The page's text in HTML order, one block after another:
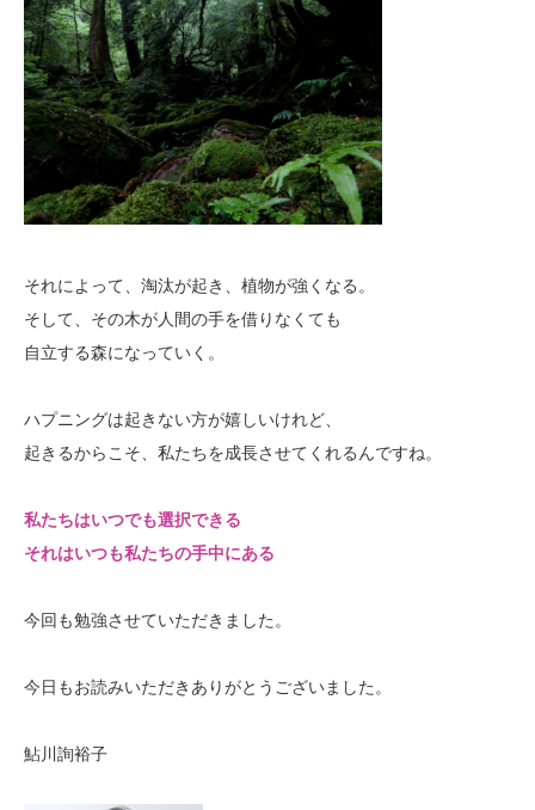
それによって、淘汰が起き、植物が強くなる。
そして、その木が人間の手を借りなくても
自立する森になっていく。
ハプニングは起きない方が嬉しいけれど、
起きるからこそ、私たちを成長させてくれるんですね。
私たちはいつでも選択できる
それはいつも私たちの手中にある
今回も勉強させていただきました。
今日もお読みいただきありがとうございました。
鮎川詢裕子